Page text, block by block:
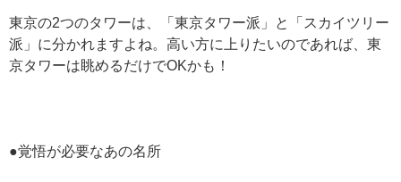
東京の2つのタワーは、「東京タワー派」と「スカイツリー
派」に分かれますよね。高い方に上りたいのであれば、東
京タワーは眺めるだけでOKかも！
●覚悟が必要なあの名所